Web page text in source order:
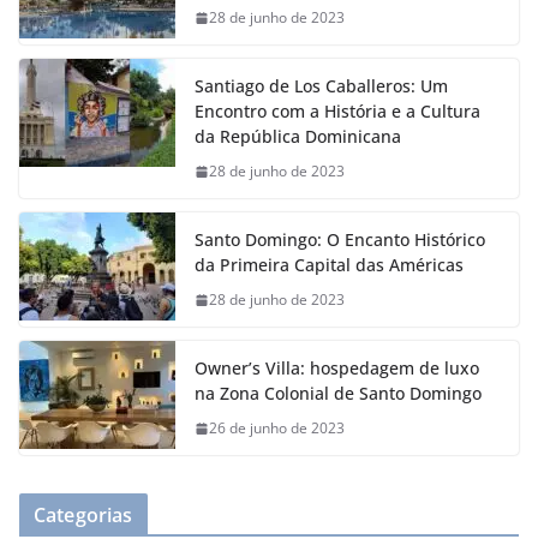
28 de junho de 2023
Santiago de Los Caballeros: Um
Encontro com a História e a Cultura
da República Dominicana
28 de junho de 2023
Santo Domingo: O Encanto Histórico
da Primeira Capital das Américas
28 de junho de 2023
Owner’s Villa: hospedagem de luxo
na Zona Colonial de Santo Domingo
26 de junho de 2023
Categorias